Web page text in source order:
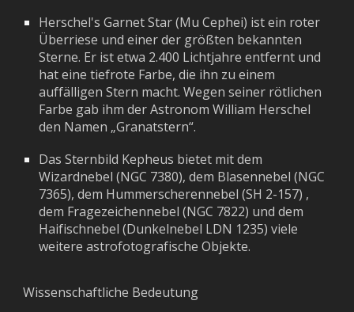
Herschel's Garnet Star (Mu Cephei) ist ein roter
Überriese und einer der größten bekannten
Sterne. Er ist etwa 2.400 Lichtjahre entfernt und
hat eine tiefrote Farbe, die ihn zu einem
auffälligen Stern macht. Wegen seiner rötlichen
Farbe gab ihm der Astronom William Herschel
den Namen „Granatstern“.
Das Sternbild Kepheus bietet mit dem
Wizardnebel (NGC 7380), dem Blasennebel (NGC
7365), dem Hummerscherennebel (SH 2-157) ,
dem Fragezeichennebel (NGC 7822) und dem
Haifischnebel (Dunkelnebel LDN 1235) viele
weitere astrofotografische Objekte.
Wissenschaftliche Bedeutung